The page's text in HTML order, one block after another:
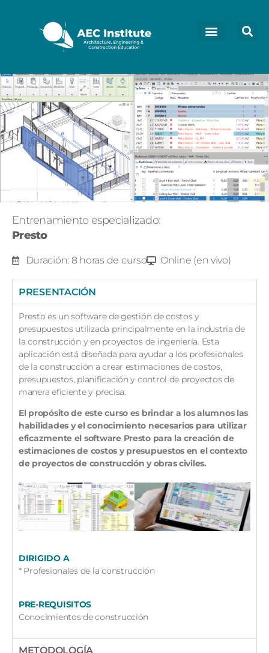
Entrenamiento especializado:
Presto
Duración: 8 horas de curso Online (en vivo)
PRESENTACIÓN
Presto es un software de gestión de costos y
presupuestos utilizada principalmente en la industria de
la construcción y en proyectos de ingeniería. Esta
aplicación está diseñada para ayudar a los profesionales
de la construcción a crear estimaciones de costos,
presupuestos, planificación y control de proyectos de
manera eficiente y precisa.
El propósito de este curso es brindar a los alumnos las
habilidades y el conocimiento necesarios para utilizar
eficazmente el software Presto para la creación de
estimaciones de costos y presupuestos en el contexto
de proyectos de construcción y obras civiles.
DIRIGIDO A
* Profesionales de la construcción
PRE-REQUISITOS
Conocimientos de construcción
METODOLOGÍA